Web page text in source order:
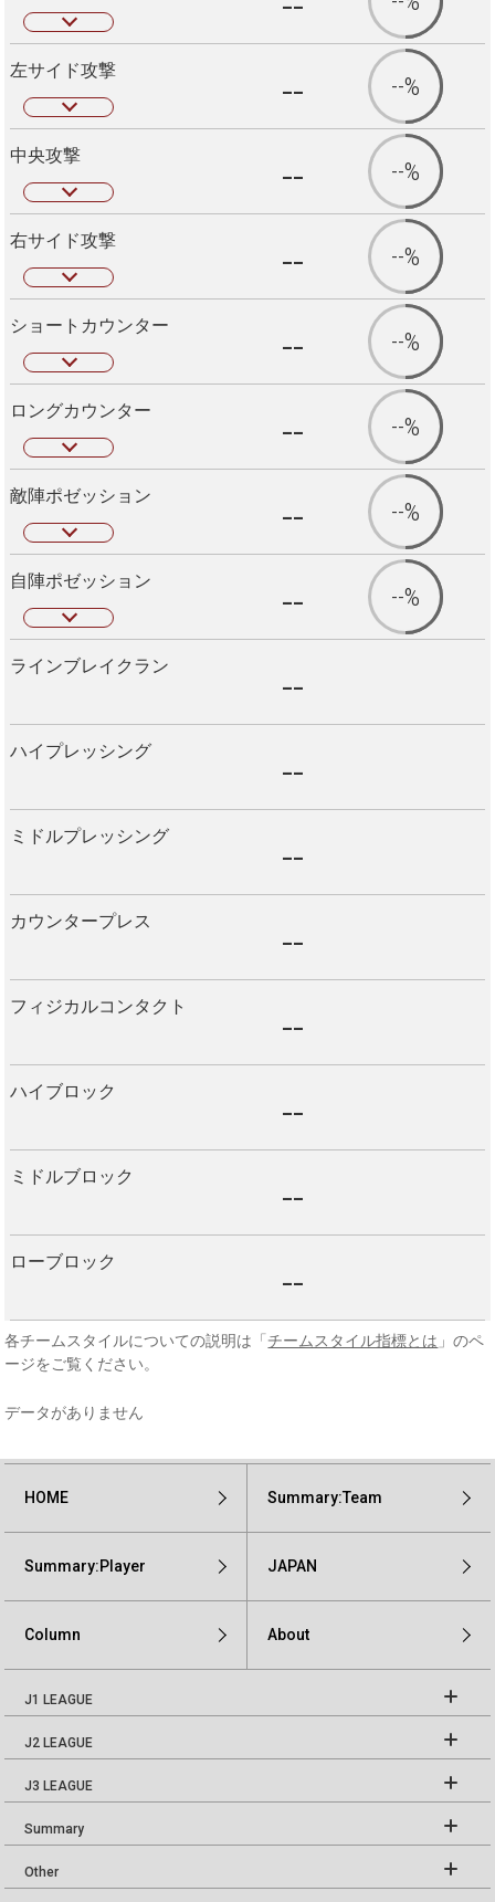
左サイド攻撃 -- --%
中央攻撃 -- --%
右サイド攻撃 -- --%
ショートカウンター -- --%
ロングカウンター -- --%
敵陣ポゼッション -- --%
自陣ポゼッション -- --%
ラインブレイクラン --
ハイプレッシング --
ミドルプレッシング --
カウンタープレス --
フィジカルコンタクト --
ハイブロック --
ミドルブロック --
ローブロック --
各チームスタイルについての説明は「 チームスタイル指標とは 」のペ
ージをご覧ください。
データがありません
HOME Summary:Team
Summary:Player JAPAN
Column About
J1 LEAGUE
J2 LEAGUE
J3 LEAGUE
Summary
Other